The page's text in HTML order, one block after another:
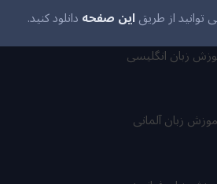
توانید از طریقاین صفحهدانلود کنید.
زبان انگلیسی
زبان آلمانی